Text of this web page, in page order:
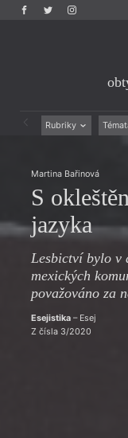
Rubriky
Recenze a reflexe
Reportáže
Rozhovory
Divadlo
Historie kolonialismu
Dokument
Martina Bařinová
S
jazyka
Lesbictví bylo v
mexických
považováno za
Esejistika– Esej
Z čísla 3/2020